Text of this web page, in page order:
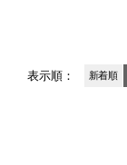
表示順： 新着順